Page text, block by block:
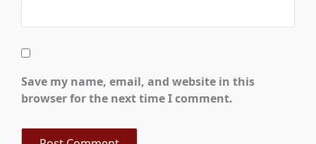
Save my name, email, and website in this
browser for the next time I comment.